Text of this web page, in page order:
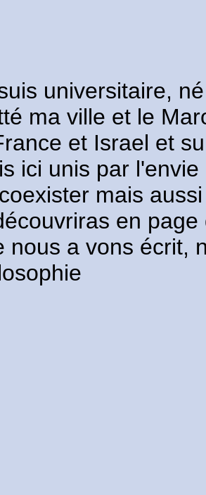
universitaire,
ma ville et le
et Israel et
ici unis par
mais
en
nous a vons écrit,